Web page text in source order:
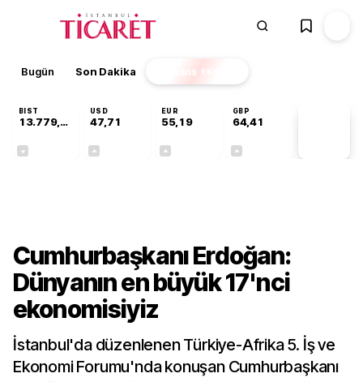
Bugün Son Dakika Finans EKSTRA
BIST
13.779,39
USD
47,71
EUR
55,19
GBP
64,41
Cumhurbaşkanı Erdoğan:
Dünyanın en büyük 17'nci
ekonomisiyiz
İstanbul'da düzenlenen Türkiye-Afrika 5. İş ve
Ekonomi Forumu'nda konuşan Cumhurbaşkanı